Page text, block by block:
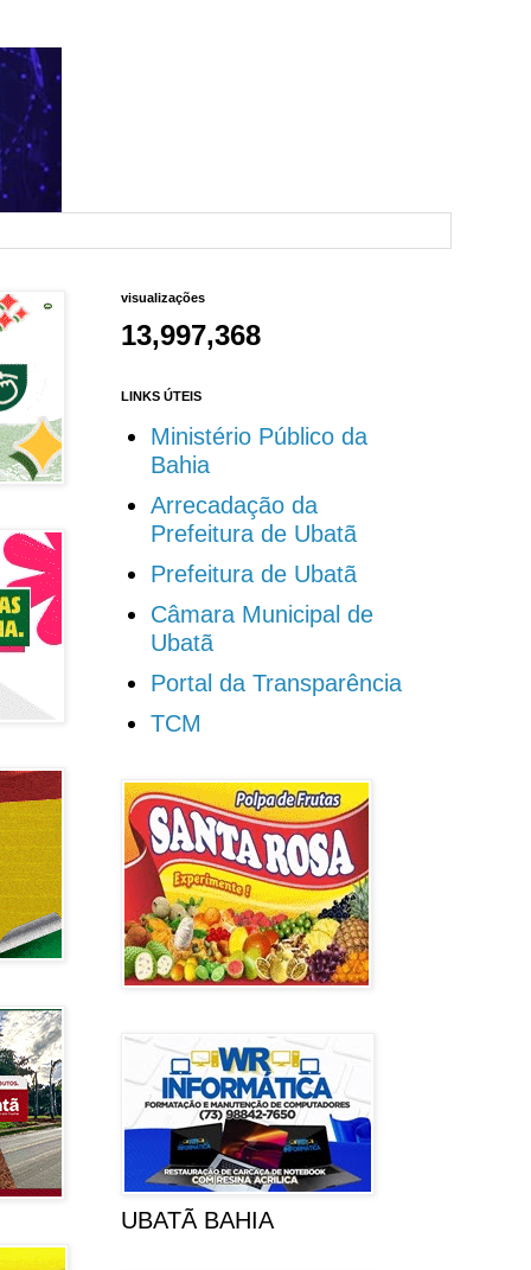
visualizações
13,997,368
LINKS ÚTEIS
Ministério Público da
Bahia
Arrecadação da
Prefeitura de Ubatã
Prefeitura de Ubatã
Câmara Municipal de
Ubatã
Portal da Transparência
TCM
UBATÃ BAHIA